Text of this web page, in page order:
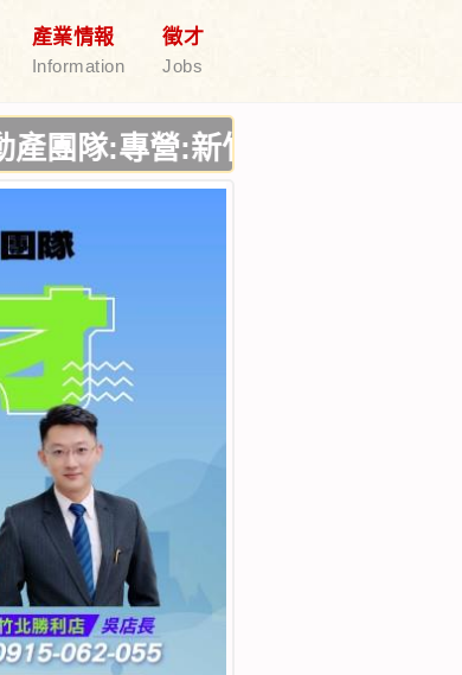
產業情報
Information
徵才
Jobs
:新竹廠房出售,新竹廠房出